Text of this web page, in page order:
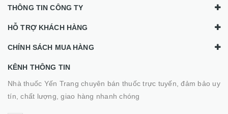
THÔNG TIN CÔNG TY
HỖ TRỢ KHÁCH HÀNG
CHÍNH SÁCH MUA HÀNG
KÊNH THÔNG TIN
Nhà thuốc Yến Trang chuyên bán thuốc trực tuyến, đảm bảo uy
tín, chất lượng, giao hàng nhanh chóng